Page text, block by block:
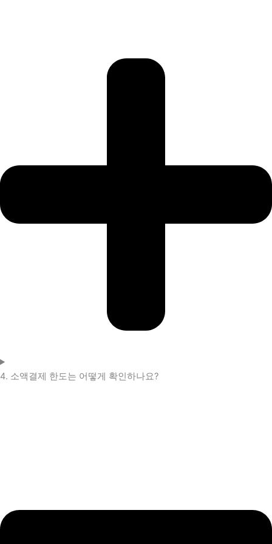
4. 소액결제 한도는 어떻게 확인하나요?